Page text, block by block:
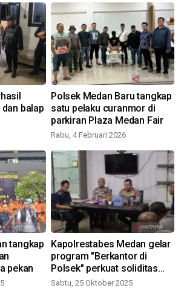
balap
Polsek Medan Baru tangkap
satu pelaku curanmor di
parkiran Plaza Medan Fair
Rabu, 4 Februari 2026
tangkap
pekan
Kapolrestabes Medan gelar
program "Berkantor di
Polsek" perkuat soliditas
dan pelayanan personel
Sabtu, 25 Oktober 2025